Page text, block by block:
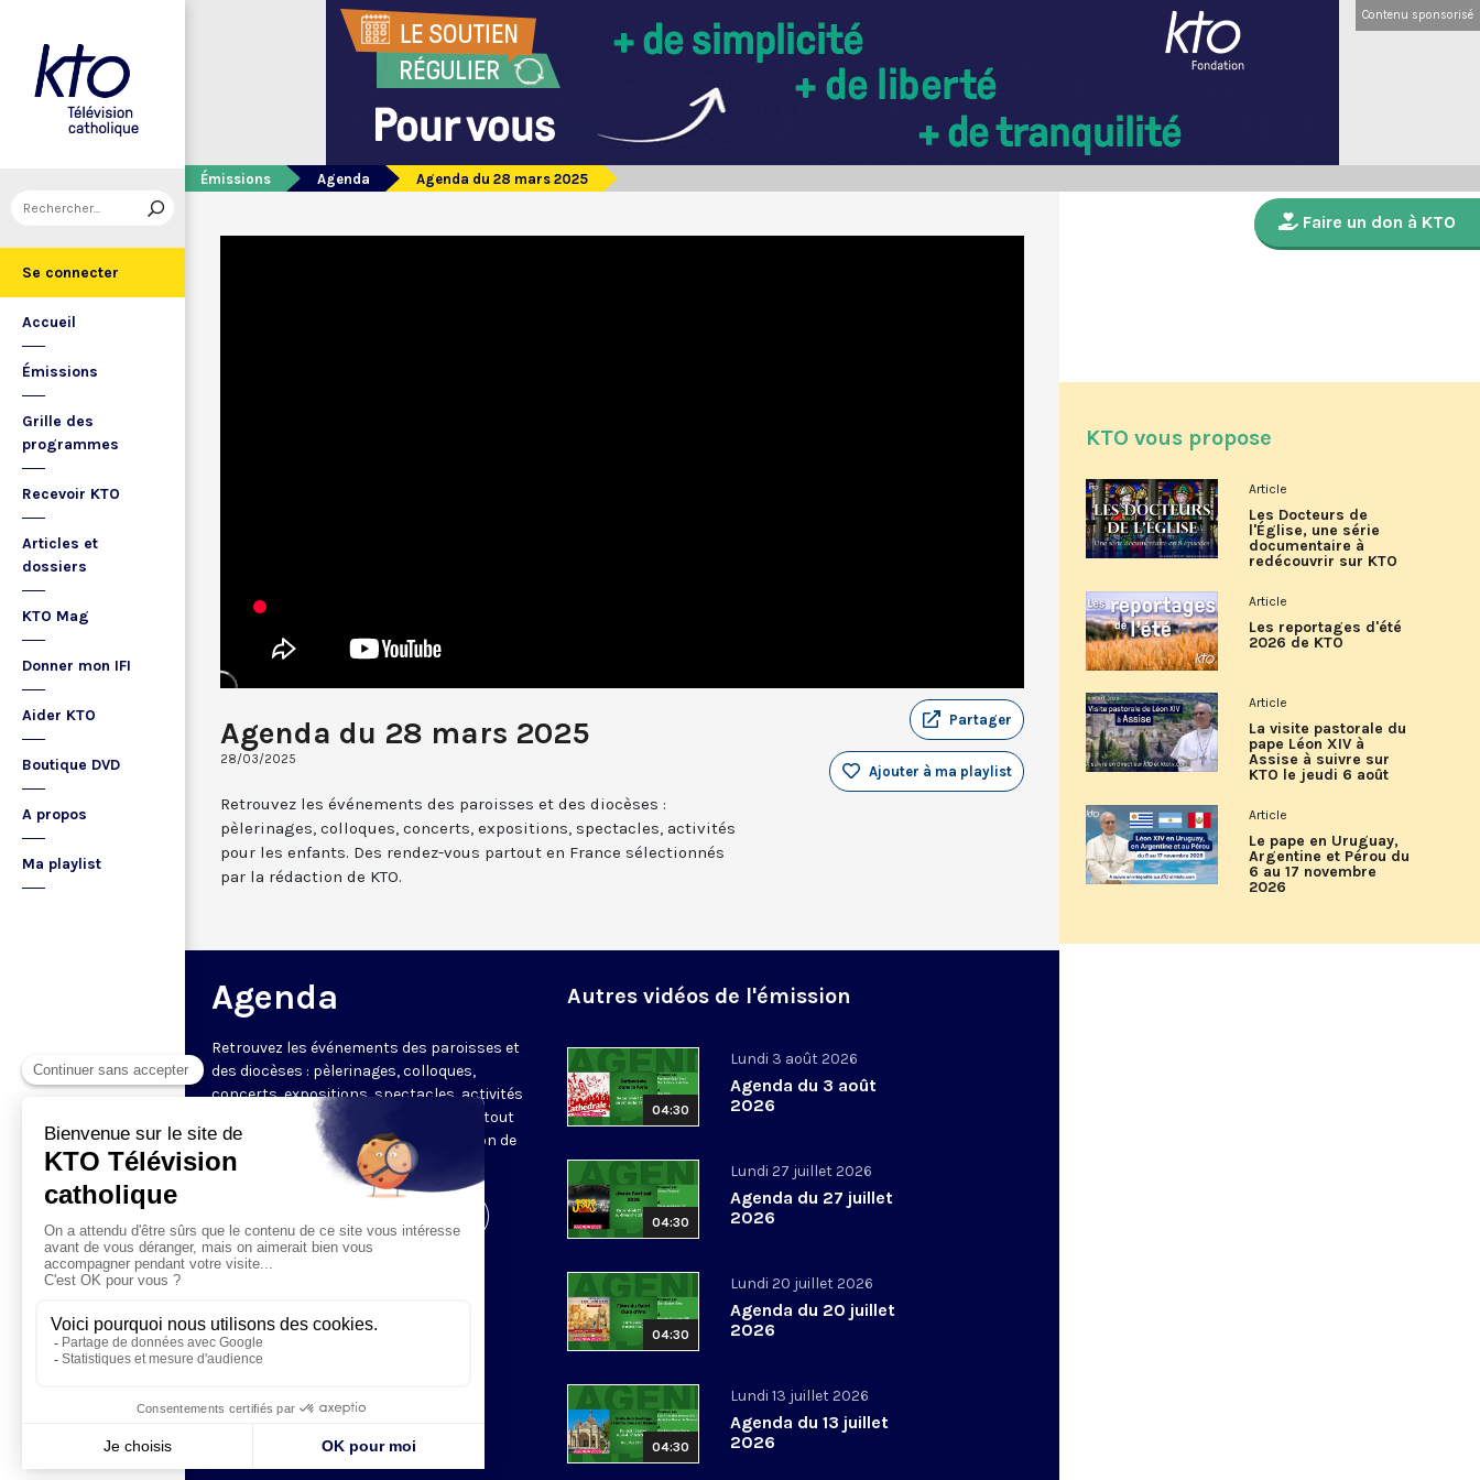
Se connecter
Accueil
Émissions
Grille des
programmes
Recevoir KTO
Articles et
dossiers
KTO Mag
Donner mon IFI
Aider KTO
Boutique DVD
A propos
Ma playlist
Contenu sponsorisé
Émissions Agenda Agenda du 28 mars 2025
Agenda du 28 mars 2025
28/03/2025
Partager
Ajouter à ma playlist
Retrouvez les événements des paroisses et des diocèses :
pèlerinages, colloques, concerts, expositions, spectacles, activités
pour les enfants. Des rendez-vous partout en France sélectionnés
par la rédaction de KTO.
Agenda
Retrouvez les événements des paroisses et
des diocèses : pèlerinages, colloques,
concerts, expositions, spectacles, activités
pour les enfants. Des rendez-vous partout
en France sélectionnés par la rédaction de
KTO.
Autres vidéos de l'émission
04:30
Lundi 3 août 2026
Agenda du 3 août
2026
04:30
Lundi 27 juillet 2026
Agenda du 27 juillet
2026
04:30
Lundi 20 juillet 2026
Agenda du 20 juillet
2026
04:30
Lundi 13 juillet 2026
Agenda du 13 juillet
2026
Faire un don à KTO
KTO vous propose
Article
Les Docteurs de
l'Église, une série
documentaire à
redécouvrir sur KTO
Article
Les reportages d'été
2026 de KTO
Article
La visite pastorale du
pape Léon XIV à
Assise à suivre sur
KTO le jeudi 6 août
Article
Le pape en Uruguay,
Argentine et Pérou du
6 au 17 novembre
2026